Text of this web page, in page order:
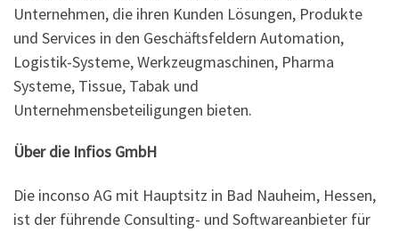
Unternehmen, die ihren Kunden Lösungen, Produkte
und Services in den Geschäftsfeldern Automation,
Logistik-Systeme, Werkzeugmaschinen, Pharma
Systeme, Tissue, Tabak und
Unternehmensbeteiligungen bieten.
Über die Infios GmbH
Die inconso AG mit Hauptsitz in Bad Nauheim, Hessen,
ist der führende Consulting- und Softwareanbieter für